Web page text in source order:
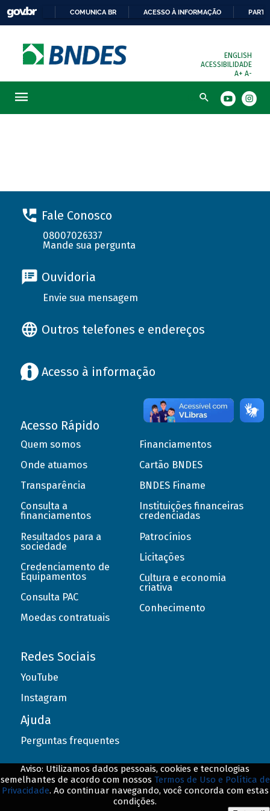
COMUNICA BR ACESSO À INFORMAÇÃO
ENGLISH
ACESSIBILIDADE
A+ A-
Busca
Fale Conosco
08007026337
Mande sua pergunta
Ouvidoria
Envie sua mensagem
Outros telefones e endereços
Acesso à informação
Acesso Rápido
Quem somos
Onde atuamos
Transparência
Consulta a
financiamentos
Resultados para a
sociedade
Credenciamento de
Equipamentos
Consulta PAC
Moedas contratuais
Financiamentos
Cartão BNDES
BNDES Finame
Instituições financeiras
credenciadas
Patrocínios
Licitações
Cultura e economia
criativa
Conhecimento
Redes Sociais
YouTube
Instagram
Ajuda
Perguntas frequentes
© BNDES. Todos os direitos reservados
Aviso: Utilizamos dados pessoais, cookies e tecnologias
semelhantes de acordo com nossos Termos de Uso e Política de
Privacidade. Ao continuar navegando, você concorda com estas
condições.